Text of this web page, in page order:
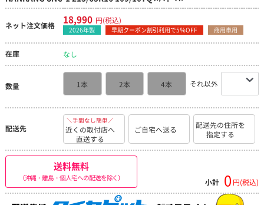
ネット注文価格 18,990 円(税込)
2026年製 早期クーポン割引利用で5％OFF 商用車用
在庫 なし
数量 1本 2本 4本 それ以外
配送先
＼手間なし簡単／
近くの取付店へ
直送する
ご自宅へ送る
配送先の住所を
指定する
送料無料
（沖縄・離島・個人宅への配送を除く） 小計 0 円(税込)